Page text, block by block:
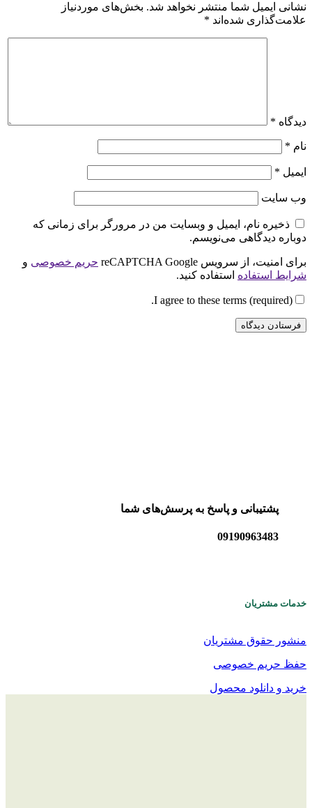
نشانی ایمیل شما منتشر نخواهد شد. بخش‌های موردنیاز
علامت‌گذاری شده‌اند *
دیدگاه *
نام *
ایمیل *
وب‌ سایت
ذخیره نام، ایمیل و وبسایت من در مرورگر برای زمانی که
دوباره دیدگاهی می‌نویسم.
برای امنیت، از سرویس reCAPTCHA Google حریم خصوصی و
شرایط استفاده استفاده کنید.
I agree to these terms (required).
پشتیبانی و پاسخ به پرسش‌های شما
09190963483
خدمات مشتریان
منشور حقوق مشتریان
حفظ حریم خصوصی
خرید و دانلود محصول